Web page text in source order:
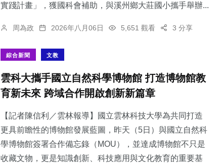
實踐計畫」，獲國科會補助，與溪州鄉大莊國小攜手舉辦...
周為政 2026年八月06日 5,651 觀看 3 分享
綜合新聞 文教
雲科大攜手國立自然科學博物館 打造博物館教
育新未來 跨域合作開啟創新新篇章
【記者陳信利／雲林報導】國立雲林科技大學為共同打造
更具前瞻性的博物館發展藍圖，昨天（5日）與國立自然科
學博物館簽署合作備忘錄（MOU），並達成博物館不只是
收藏文物，更是知識創新、科技應用與文化教育的重要基